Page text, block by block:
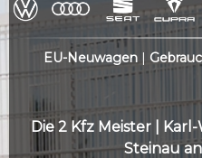
EU-Neuwagen |
Die 2 Kfz Meister |
Steinau